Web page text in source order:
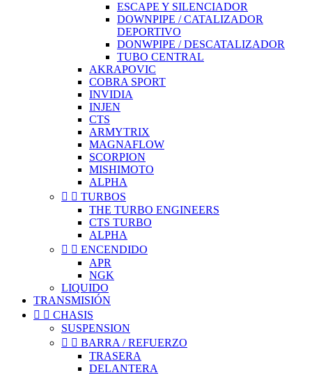
ESCAPE Y SILENCIADOR
DOWNPIPE / CATALIZADOR
DEPORTIVO
DONWPIPE / DESCATALIZADOR
TUBO CENTRAL
AKRAPOVIC
COBRA SPORT
INVIDIA
INJEN
CTS
ARMYTRIX
MAGNAFLOW
SCORPION
MISHIMOTO
ALPHA
  TURBOS
THE TURBO ENGINEERS
CTS TURBO
ALPHA
  ENCENDIDO
APR
NGK
LIQUIDO
TRANSMISIÓN
  CHASIS
SUSPENSION
  BARRA / REFUERZO
TRASERA
DELANTERA